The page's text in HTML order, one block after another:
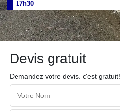
17h30
Devis gratuit
Demandez votre devis, c'est gratuit!